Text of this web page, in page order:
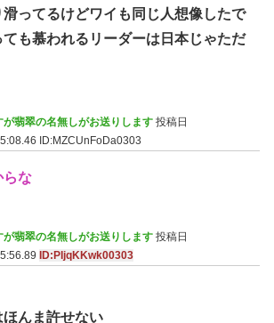
ってるけどワイも同じ人想像したで
も慕われるリーダーは日本じゃただ
が翡翠の名無しがお送りします 投稿日
ID:MZCUnFoDa0303
らな
が翡翠の名無しがお送りします 投稿日
ID:PIjqKKwk00303
んま許せない